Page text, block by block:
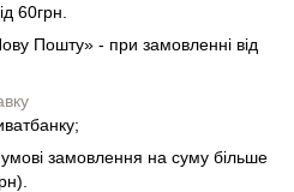
60грн.
Пошту» - при замовленні від
замовлення на суму більше